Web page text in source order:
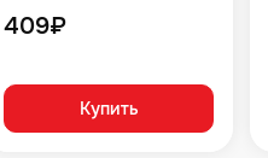
409₽
Купить